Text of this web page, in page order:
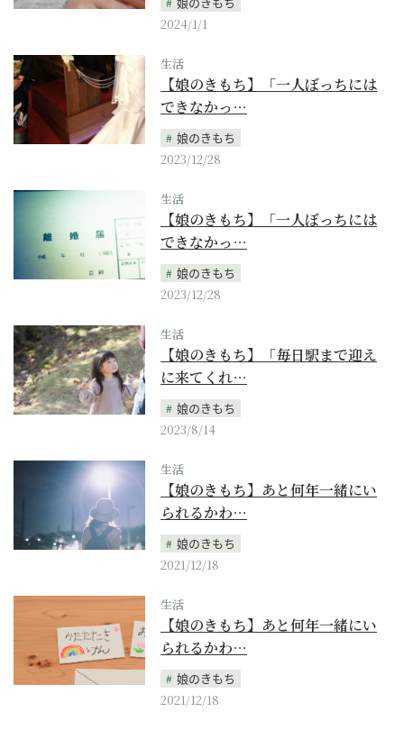
2024/1/1
生活
【娘のきもち】「一人ぼっちには
できなかっ…
娘のきもち
2023/12/28
生活
【娘のきもち】「一人ぼっちには
できなかっ…
娘のきもち
2023/12/28
生活
【娘のきもち】「毎日駅まで迎え
に来てくれ…
娘のきもち
2023/8/14
生活
【娘のきもち】あと何年一緒にい
られるかわ…
娘のきもち
2021/12/18
生活
【娘のきもち】あと何年一緒にい
られるかわ…
娘のきもち
2021/12/18